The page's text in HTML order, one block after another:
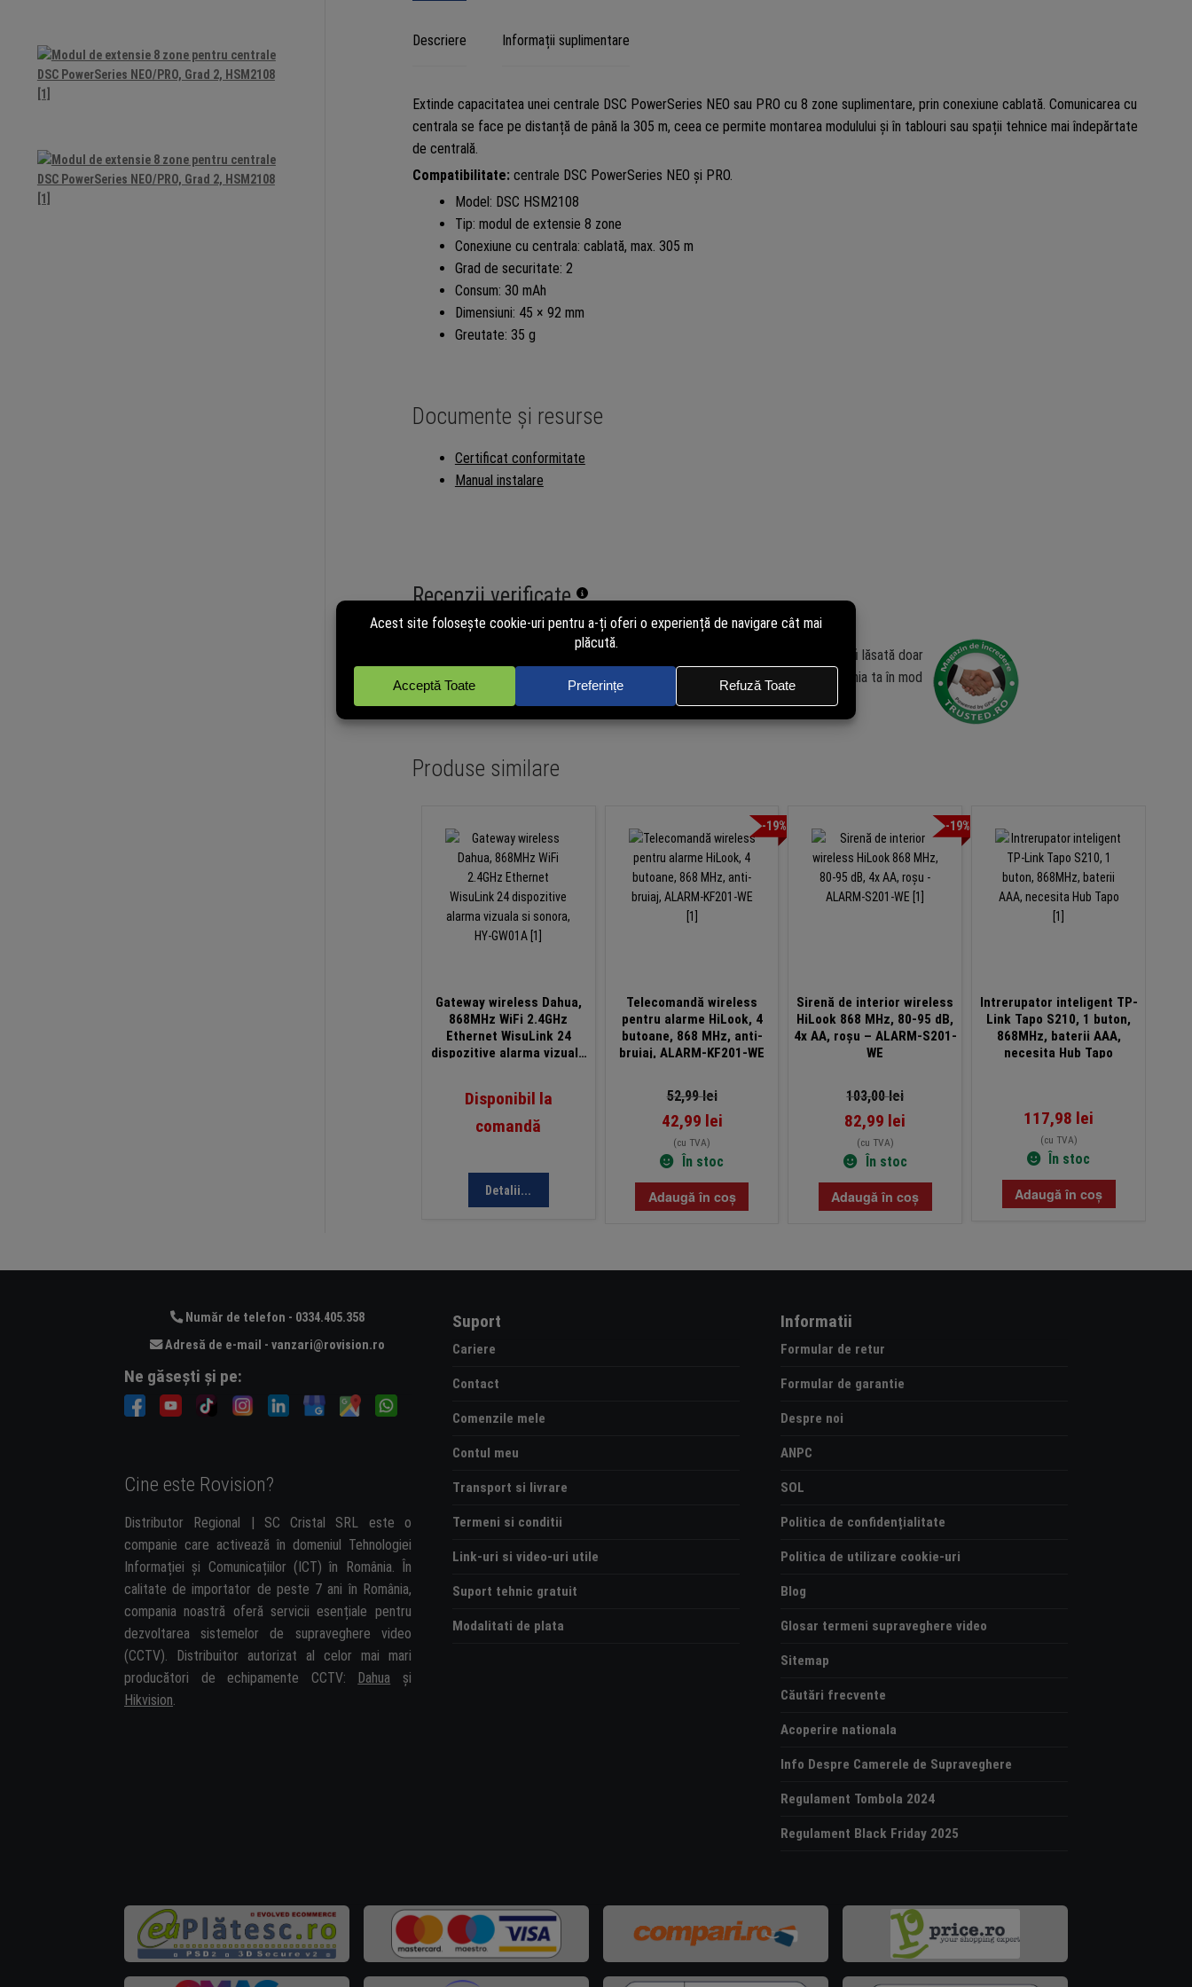
Descriere Informații suplimentare
Extinde capacitatea unei centrale DSC PowerSeries NEO sau PRO cu 8 zone suplimentare, prin conexiune cablată. Comunicarea cu
centrala se face pe distanță de până la 305 m, ceea ce permite montarea modulului și în tablouri sau spații tehnice mai îndepărtate
de centrală.
Compatibilitate:centrale DSC PowerSeries NEO și PRO.
Model: DSC HSM2108
Tip: modul de extensie 8 zone
Conexiune cu centrala: cablată, max. 305 m
Grad de securitate: 2
Consum: 30 mAh
Dimensiuni: 45 × 92 mm
Greutate: 35 g
Documente și resurse
Certificat conformitate
Manual instalare
Recenzii verificate
powered byTRUSTED.RO
Nu avem încă opinii de la clienți verificați pentru acest produs. Recenzia poate fi lăsată doar
de cei care au cumpărat pe site. Cumpără și tu acum pentru a putea publica opinia ta în mod
Produse similare
Gateway wireless Dahua,
868MHz WiFi 2.4GHz
Ethernet WisuLink 24
dispozitive alarma vizuala
Disponibil la
comandă
Detalii...
-19%
Telecomandă wireless
pentru alarme HiLook, 4
butoane, 868 MHz, anti-
bruiaj, ALARM-KF201-WE
52,99lei
42,99 lei
(cu TVA)
În stoc
Adaugă în coș
-19%
Sirenă de interior wireless
HiLook 868 MHz, 80-95 dB,
4x AA, roșu – ALARM-S201-
WE
103,00lei
82,99 lei
(cu TVA)
În stoc
Adaugă în coș
Intrerupator inteligent TP-
Link Tapo S210, 1 buton,
868MHz, baterii AAA,
necesita Hub Tapo
117,98 lei
(cu TVA)
În stoc
Adaugă în coș
Număr de telefon - 0334.405.358
Adresă de e-mail - vanzari@rovision.ro
Ne găsești și pe:
Cine este Rovision?
Distributor Regional | SC Cristal SRL este o
companie care activează în domeniul Tehnologiei
Informației și Comunicațiilor (ICT) în România. În
calitate de importator de peste 7 ani în România,
compania noastră oferă servicii esențiale pentru
dezvoltarea sistemelor de supraveghere video
(CCTV). Distribuitor autorizat al celor mai mari
producători de echipamente CCTV:
Dahua și
Hikvision.
Suport
Cariere
Contact
Comenzile mele
Contul meu
Transport si livrare
Termeni si conditii
Link-uri si video-uri utile
Suport tehnic gratuit
Modalitati de plata
Informatii
Formular de retur
Formular de garantie
Despre noi
ANPC
SOL
Politica de confidențialitate
Politica de utilizare cookie-uri
Blog
Glosar termeni supraveghere video
Sitemap
Căutări frecvente
Acoperire nationala
Info Despre Camerele de Supraveghere
Regulament Tombola 2024
Regulament Black Friday 2025